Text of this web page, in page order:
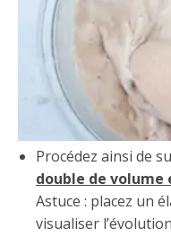
Procédez ainsi de
double de
Astuce : placez un
visualiser